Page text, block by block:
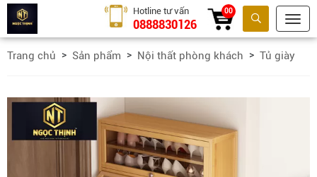
Tìm kiếm
Hotline tư vấn
0888830126
00
Trang chủ Sản phẩm Nội thất phòng khách Tủ giày